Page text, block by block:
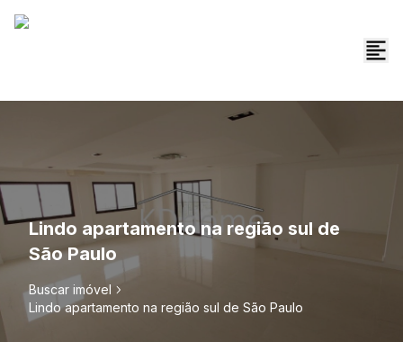
Lindo apartamento na região sul de
São Paulo
Buscar imóvel
Lindo apartamento na região sul de São Paulo